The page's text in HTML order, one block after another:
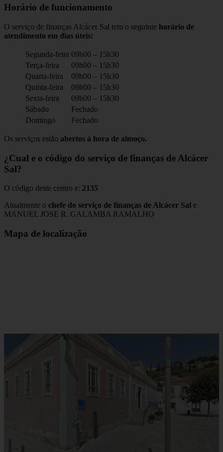
Horário de funcionamento
O serviço de finanças Alcácer Sal tem o seguinte horário de
atendimento em dias úteis:
Segunda-feira 09h00 – 15h30
Terça-feira
09h00 – 15h30
Quarta-feira
09h00 – 15h30
Quinta-feira
09h00 – 15h30
Sexta-feira
09h00 – 15h30
Sábado
Fechado
Domingo
Fechado
Os serviços estão abertos à hora de almoço.
¿Cual e o código do serviço de finanças de Alcácer
Sal?
O código deste centro e: 2135
Atualmente o chefe do serviço de finanças de Alcácer Sal e
MANUEL JOSE R. GALAMBA RAMALHO
Mapa de localização